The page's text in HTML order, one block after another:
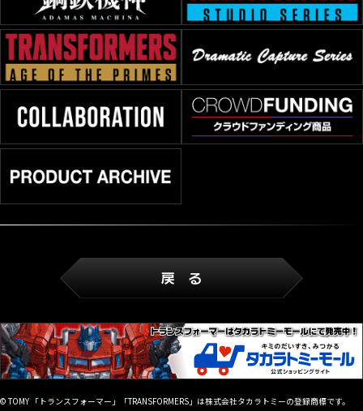
© TOMY 「トランスフォーマー」「TRANSFORMERS」は株式会社タカラトミーの登録商標です。